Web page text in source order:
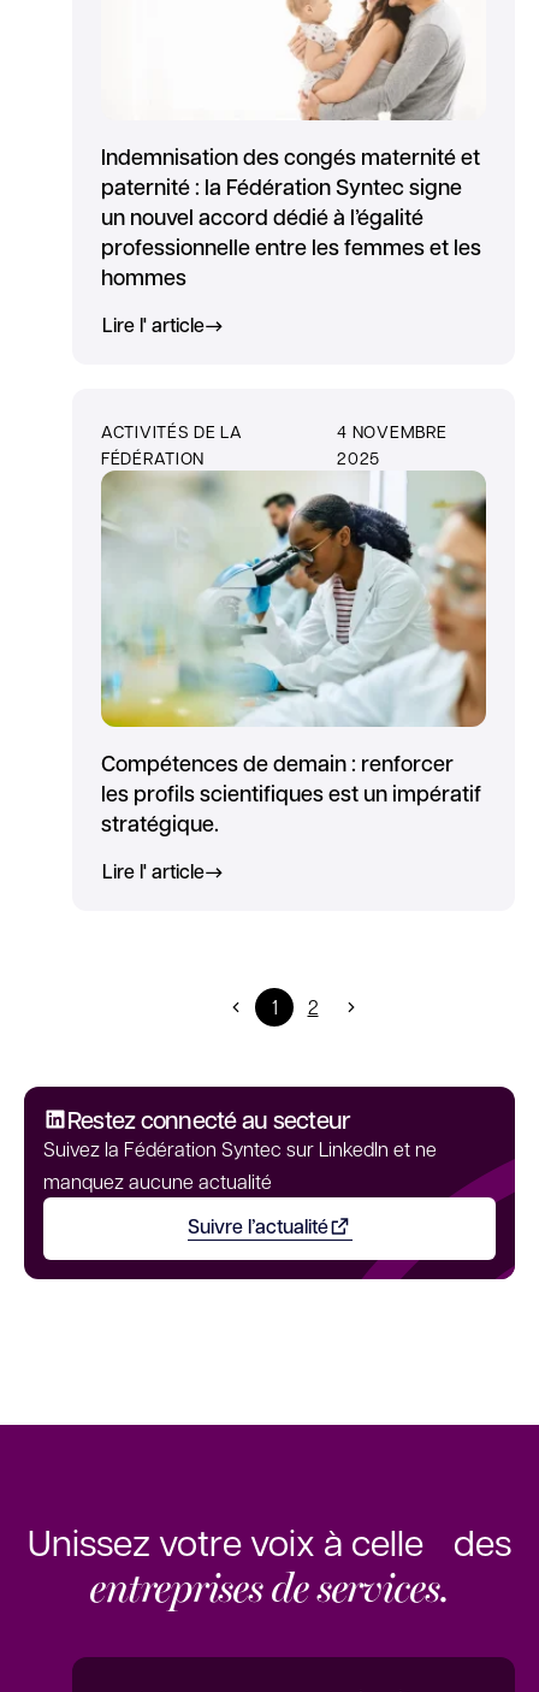
Indemnisation des congés maternité et
paternité : la Fédération Syntec signe
un nouvel accord dédié à l’égalité
professionnelle entre les femmes et les
hommes
Lire l' article
ACTIVITÉS DE LA
FÉDÉRATION
4 NOVEMBRE
2025
Compétences de demain : renforcer
les profils scientifiques est un impératif
stratégique.
Lire l' article
1 2
Restez connecté au secteur
Suivez la Fédération Syntec sur LinkedIn et ne
manquez aucune actualité
Suivre l’actualitéOuvrir dans un nouvel onglet
Unissez votre voix à celle des
entreprises de services.